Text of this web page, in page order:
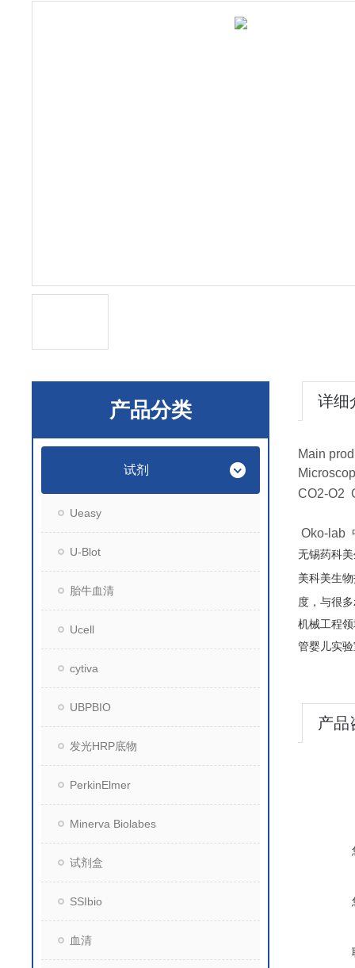
产品分类
试剂
Ueasy
U-Blot
胎牛血清
Ucell
cytiva
UBPBIO
发光HRP底物
PerkinElmer
Minerva Biolabes
试剂盒
SSIbio
血清
详细
Main
CO2-O2
Oko-lab
无锡药科
美科美生
度，与很
机械工程
管婴儿实
产品